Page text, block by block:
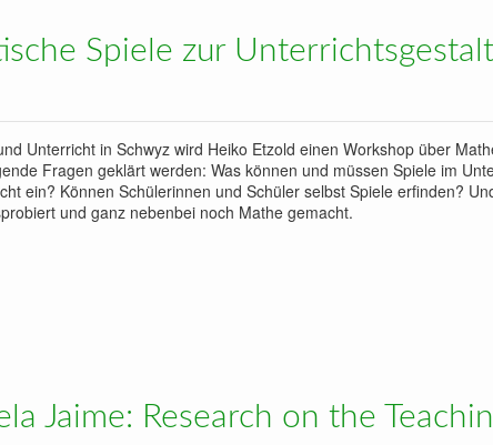
Spiele zur
Unterricht in Schwyz wird Heiko Etzold einen Workshop über
Fragen geklärt werden: Was können und müssen Spiele im
ein? Können Schülerinnen und Schüler selbst Spiele erfinden?
und ganz nebenbei noch Mathe gemacht.
Jaime: Research on the